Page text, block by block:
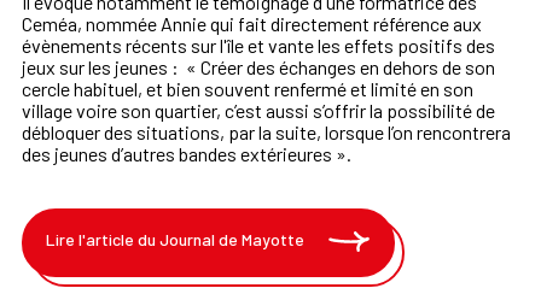
Ceméa, nommée Annie qui fait directement référence aux
évènements récents sur l'île et vante les effets positifs des
jeux sur les jeunes : « Créer des échanges en dehors de son
cercle habituel, et bien souvent renfermé et limité en son
village voire son quartier, c’est aussi s’offrir la possibilité de
débloquer des situations, par la suite, lorsque l’on rencontrera
des jeunes d’autres bandes extérieures ».
Lire l'article du Journal de Mayotte